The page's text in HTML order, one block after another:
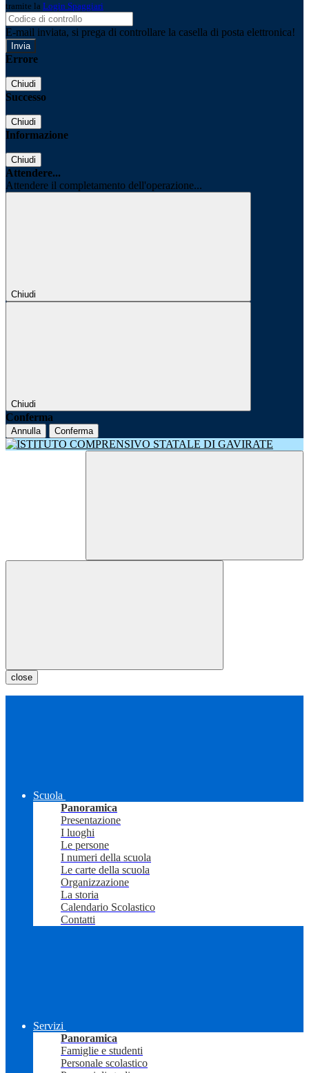
tramite la Login Spaggiari
E-mail inviata, si prega di controllare la casella di posta elettronica!
Errore
Chiudi
Successo
Chiudi
Informazione
Chiudi
Attendere...
Attendere il completamento dell'operazione...
Chiudi
Chiudi
Conferma
Annulla Conferma
close
Scuola
Panoramica
Presentazione
I luoghi
Le persone
I numeri della scuola
Le carte della scuola
Organizzazione
La storia
Calendario Scolastico
Contatti
Servizi
Panoramica
Famiglie e studenti
Personale scolastico